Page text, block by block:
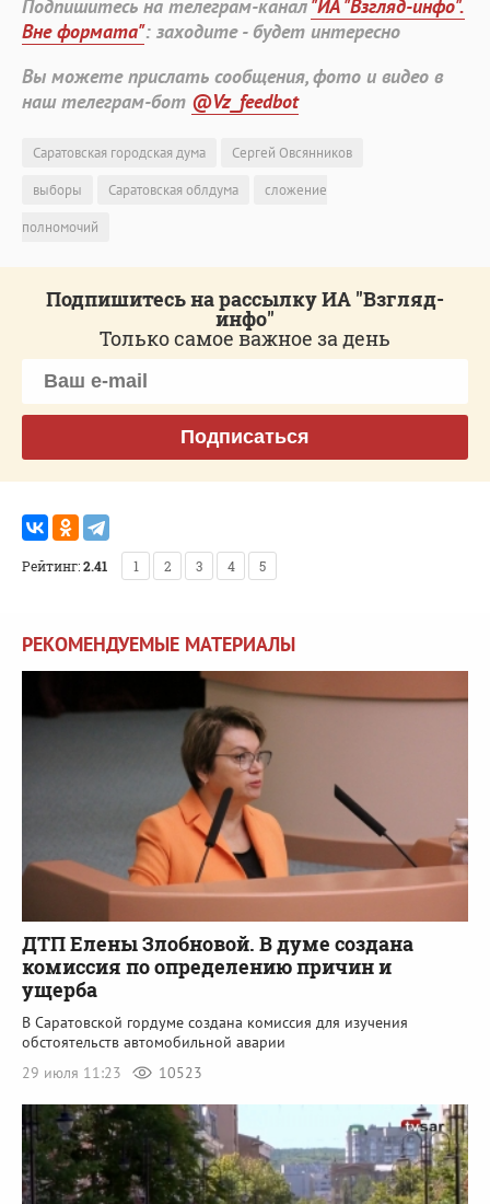
Подпишитесь на телеграм-канал"ИА "Взгляд-инфо".
Вне формата": заходите - будет интересно
Вы можете прислать сообщения, фото и видео в
наш телеграм-бот @Vz_feedbot
Саратовская городская дума
Сергей Овсянников
выборы
Саратовская облдума
сложение
полномочий
Подпишитесь на рассылку ИА "Взгляд-
инфо"
Только самое важное за день
Подписаться
Рейтинг:2.41 1 2 3 4 5
РЕКОМЕНДУЕМЫЕ МАТЕРИАЛЫ
ДТП Елены Злобновой. В думе создана
комиссия по определению причин и
ущерба
В Саратовской гордуме создана комиссия для изучения
обстоятельств автомобильной аварии
29 июля 11:23
10523